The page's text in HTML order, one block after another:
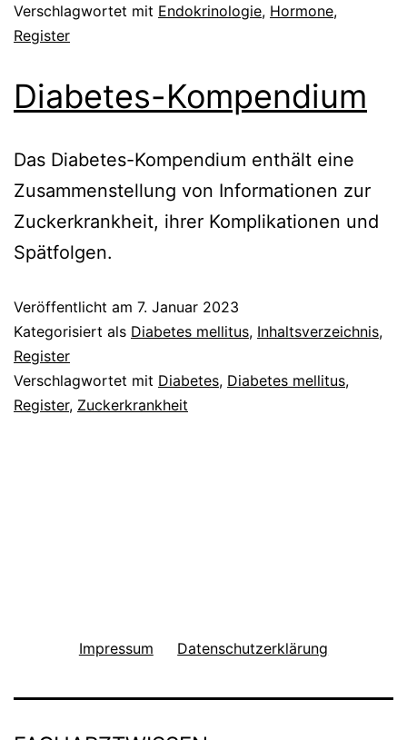
Verschlagwortet mit Endokrinologie, Hormone,
Register
Diabetes-Kompendium
Das Diabetes-Kompendium enthält eine
Zusammenstellung von Informationen zur
Zuckerkrankheit, ihrer Komplikationen und
Spätfolgen.
Veröffentlicht am 7. Januar 2023
Kategorisiert als Diabetes mellitus, Inhaltsverzeichnis,
Register
Verschlagwortet mit Diabetes, Diabetes mellitus,
Register, Zuckerkrankheit
Impressum Datenschutzerklärung